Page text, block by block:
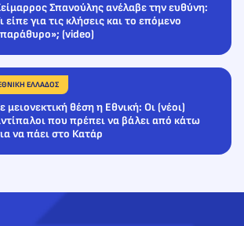
Σπανούλης ανέλαβε την ευθύνη:
είπε για τις κλήσεις και το επόμενο
(video)
ΕΛΛΑΔΟΣ
μειονεκτική θέση η Εθνική: Οι (νέοι)
που πρέπει να βάλει από κάτω
να πάει στο Κατάρ